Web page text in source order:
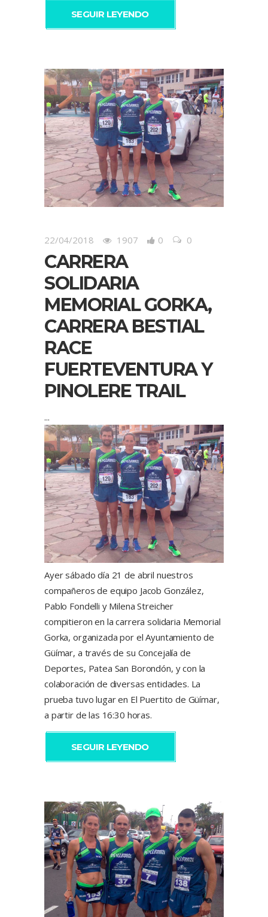
SEGUIR LEYENDO
22/04/2018 1907 0 0
CARRERA
SOLIDARIA
MEMORIAL GORKA,
CARRERA BESTIAL
RACE
FUERTEVENTURA Y
PINOLERE TRAIL
Ayer sábado día 21 de abril nuestros
compañeros de equipo Jacob González,
Pablo Fondelli y Milena Streicher
compitieron en la carrera solidaria Memorial
Gorka, organizada por el Ayuntamiento de
Güímar, a través de su Concejalía de
Deportes, Patea San Borondón, y con la
colaboración de diversas entidades. La
prueba tuvo lugar en El Puertito de Güímar,
a partir de las 16:30 horas.
SEGUIR LEYENDO